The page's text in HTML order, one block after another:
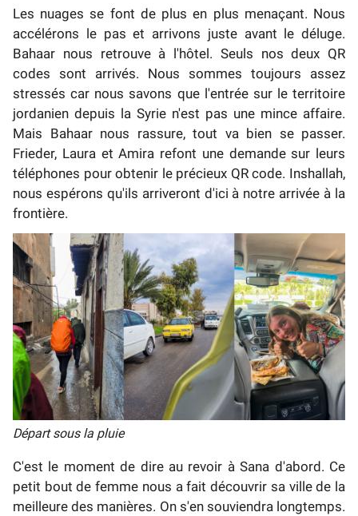
Les nuages se font de plus en plus menaçant. Nous
accélérons le pas et arrivons juste avant le déluge.
Bahaar nous retrouve à l'hôtel. Seuls nos deux QR
codes sont arrivés. Nous sommes toujours assez
stressés car nous savons que l'entrée sur le territoire
jordanien depuis la Syrie n'est pas une mince affaire.
Mais Bahaar nous rassure, tout va bien se passer.
Frieder, Laura et Amira refont une demande sur leurs
téléphones pour obtenir le précieux QR code. Inshallah,
nous espérons qu'ils arriveront d'ici à notre arrivée à la
frontière.
Départ sous la pluie
C'est le moment de dire au revoir à Sana d'abord. Ce
petit bout de femme nous a fait découvrir sa ville de la
meilleure des manières. On s'en souviendra longtemps.